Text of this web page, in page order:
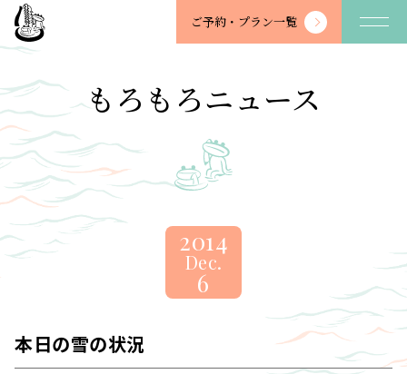
望
川
-
BOSENKAN
ご予約・ プラン一覧
もろもろニュース
2014
Dec.
6
本日の雪の状況